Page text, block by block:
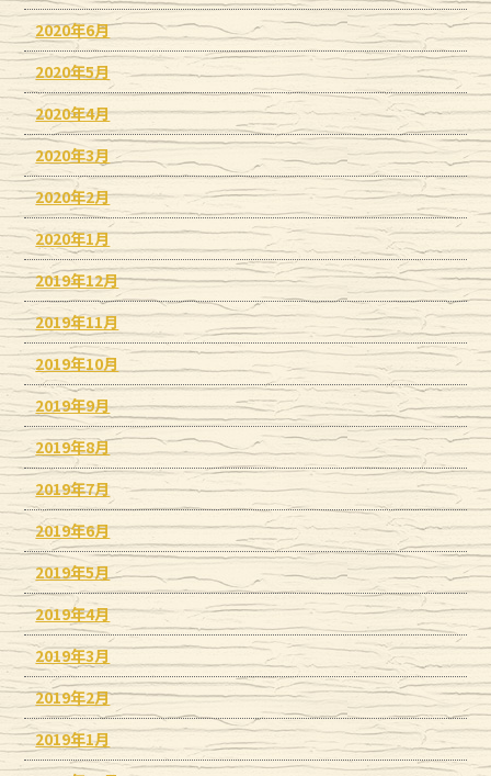
2020年6月
2020年5月
2020年4月
2020年3月
2020年2月
2020年1月
2019年12月
2019年11月
2019年10月
2019年9月
2019年8月
2019年7月
2019年6月
2019年5月
2019年4月
2019年3月
2019年2月
2019年1月